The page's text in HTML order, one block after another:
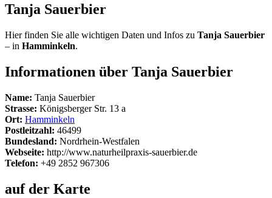
Tanja Sauerbier
Hier finden Sie alle wichtigen Daten und Infos zu Tanja Sauerbier
– in Hamminkeln.
Informationen über Tanja Sauerbier
Name: Tanja Sauerbier
Strasse: Königsberger Str. 13 a
Ort: Hamminkeln
Postleitzahl: 46499
Bundesland: Nordrhein-Westfalen
Webseite: http://www.naturheilpraxis-sauerbier.de
Telefon: +49 2852 967306
auf der Karte